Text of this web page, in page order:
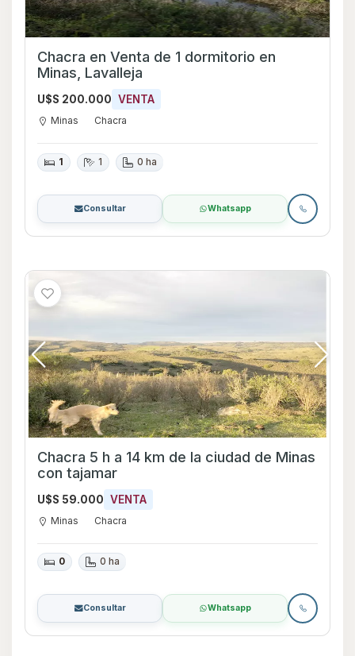
Chacra en Venta de 1 dormitorio en
Minas, Lavalleja
U$S 200.000 VENTA
Minas Chacra
1 1 0 ha
Consultar Whatsapp
Chacra 5 h a 14 km de la ciudad de Minas
con tajamar
U$S 59.000 VENTA
Minas Chacra
0 0 ha
Consultar Whatsapp